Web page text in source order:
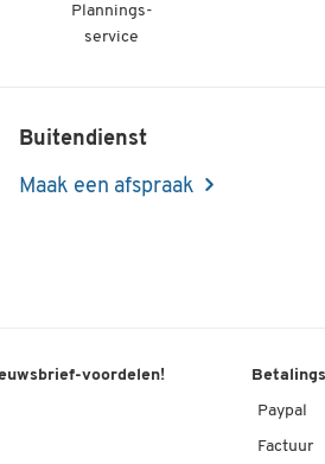
Plannings-
service
Buitendienst
Maak een afspraak
voordelen!
Paypal
Factuur